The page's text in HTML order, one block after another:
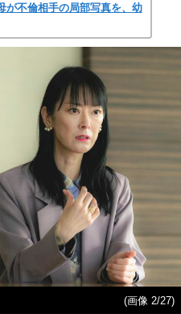
が不倫相手の局部写真を、幼
(画像 2/27)